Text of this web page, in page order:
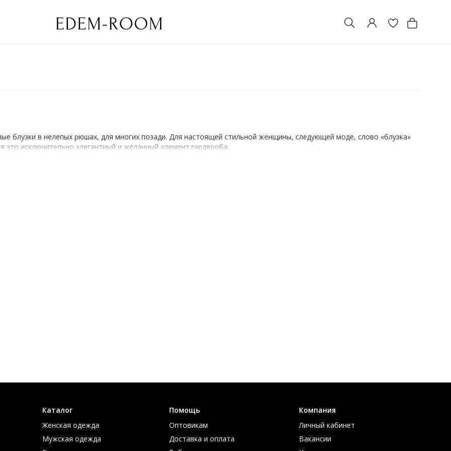
блузки в нелепых рюшах, для многих позади. Для настоящей стильной женщины, следующей моде, слово «блузка»
исключительно элегантный и желанный элемент гардероба.
строгий классический стиль в одежде: современные брендовые блузки поражают воображение разнообразием
Каталог
Женская одежда
Мужская одежда
Помощь
Оптовикам
Доставка и оплата
Компания
Личный кабинет
Вакансии